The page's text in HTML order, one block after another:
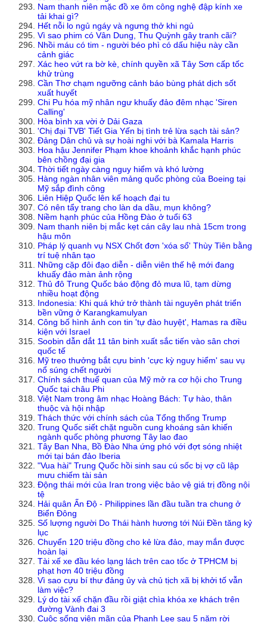
Nam thanh niên mặc đồ xe ôm công nghệ đập kính xe
tải khai gì?
Hết nỗi lo ngủ ngáy và ngưng thở khi ngủ
Vì sao phim có Vân Dung, Thu Quỳnh gây tranh cãi?
Nhồi máu có tim - người béo phì có dấu hiệu này cần
cảnh giác
Xác heo vứt ra bờ kè, chính quyền xã Tây Sơn cấp tốc
khử trùng
Cần Thơ chạm ngưỡng cảnh báo bùng phát dịch sốt
xuất huyết
Chi Pu hóa mỹ nhân ngư khuấy đảo đêm nhạc 'Siren
Calling'
Hòa bình xa vời ở Dải Gaza
'Chị đại TVB' Tiết Gia Yến bị tình trẻ lừa sạch tài sản?
Đảng Dân chủ và sự hoài nghi với bà Kamala Harris
Hoa hậu Jennifer Phạm khoe khoảnh khắc hạnh phúc
bên chồng đại gia
Thời tiết ngày càng nguy hiểm và khó lường
Hàng ngàn nhân viên mảng quốc phòng của Boeing tại
Mỹ sắp đình công
Liên Hiệp Quốc lên kế hoạch đại tu
Có nên tẩy trang cho làn da dầu, mụn không?
Niềm hạnh phúc của Hồng Đào ở tuổi 63
Nam thanh niên bị mắc kẹt cán cây lau nhà 15cm trong
hậu môn
Pháp lý quanh vụ NSX Chốt đơn 'xóa sổ' Thùy Tiên bằng
trí tuệ nhân tạo
Những cặp đôi đạo diễn - diễn viên thế hệ mới đang
khuấy đảo màn ảnh rộng
Thủ đô Trung Quốc báo động đỏ mưa lũ, tạm dừng
nhiều hoạt động
Indonesia: Khi quá khứ trở thành tài nguyên phát triển
bền vững ở Karangkamulyan
Công bố hình ảnh con tin 'tự đào huyệt', Hamas ra điều
kiện với Israel
Soobin dẫn dắt 11 tân binh xuất sắc tiến vào sân chơi
quốc tế
Mỹ treo thưởng bắt cựu binh 'cực kỳ nguy hiểm' sau vụ
nổ súng chết người
Chính sách thuế quan của Mỹ mở ra cơ hội cho Trung
Quốc tại châu Phi
Việt Nam trong âm nhạc Hoàng Bách: Tự hào, thân
thuộc và hội nhập
Thách thức với chính sách của Tổng thống Trump
Trung Quốc siết chặt nguồn cung khoáng sản khiến
ngành quốc phòng phương Tây lao đao
Tây Ban Nha, Bồ Đào Nha ứng phó với đợt sóng nhiệt
mới tại bán đảo Iberia
"Vua hài" Trung Quốc hồi sinh sau cú sốc bị vợ cũ lập
mưu chiếm tài sản
Động thái mới của Iran trong việc bảo vệ giá trị đồng nội
tệ
Hải quân Ấn Độ - Philippines lần đầu tuần tra chung ở
Biển Đông
Số lượng người Do Thái hành hương tới Núi Đền tăng kỷ
lục
Chuyển 120 triệu đồng cho kẻ lừa đảo, may mắn được
hoàn lại
Tài xế xe đầu kéo lạng lách trên cao tốc ở TPHCM bị
phạt hơn 40 triệu đồng
Vì sao cựu bí thư đảng ủy và chủ tịch xã bị khởi tố vẫn
làm việc?
Lý do tài xế chặn đầu rồi giật chìa khóa xe khách trên
đường Vành đai 3
Cuộc sống viên mãn của Phanh Lee sau 5 năm rời